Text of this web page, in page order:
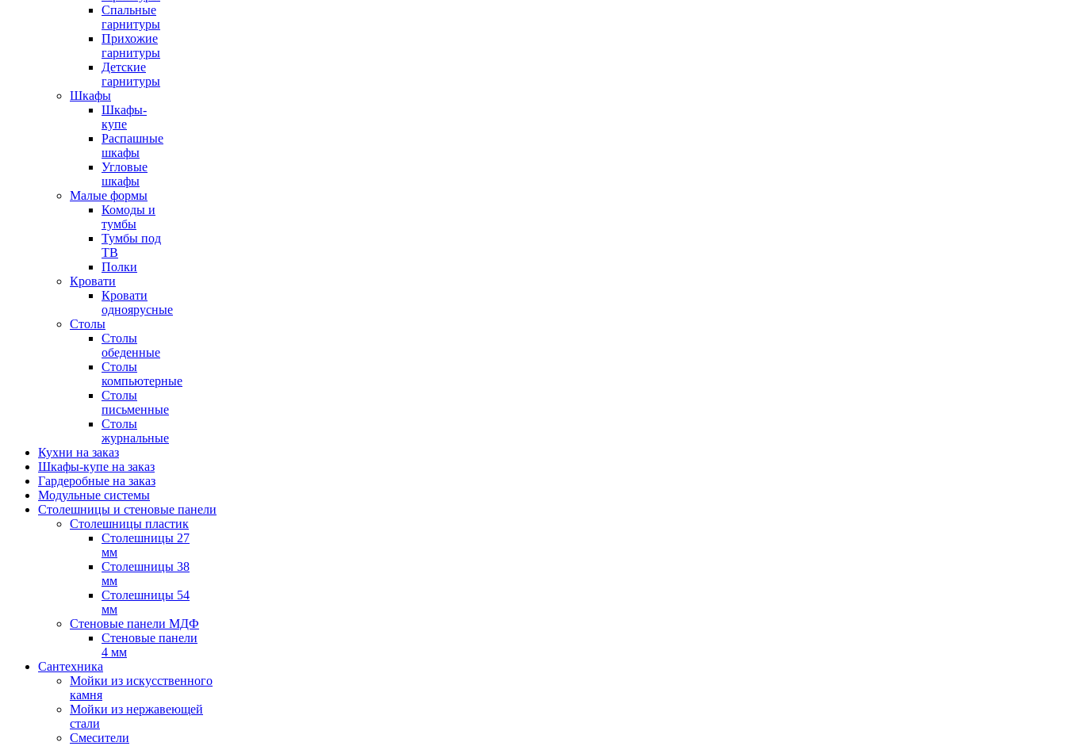
Спальные
гарнитуры
Прихожие
гарнитуры
Детские
гарнитуры
Шкафы
Шкафы-
купе
Распашные
шкафы
Угловые
шкафы
Малые формы
Комоды и
тумбы
Тумбы под
ТВ
Полки
Кровати
Кровати
одноярусные
Столы
Столы
обеденные
Столы
компьютерные
Столы
письменные
Столы
журнальные
Кухни на заказ
Шкафы-купе на заказ
Гардеробные на заказ
Модульные системы
Столешницы и стеновые панели
Столешницы пластик
Столешницы 27
мм
Столешницы 38
мм
Столешницы 54
мм
Стеновые панели МДФ
Стеновые панели
4 мм
Сантехника
Мойки из искусственного
камня
Мойки из нержавеющей
стали
Смесители